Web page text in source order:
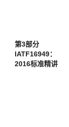
第3部分
IATF16949：
2016标准精讲